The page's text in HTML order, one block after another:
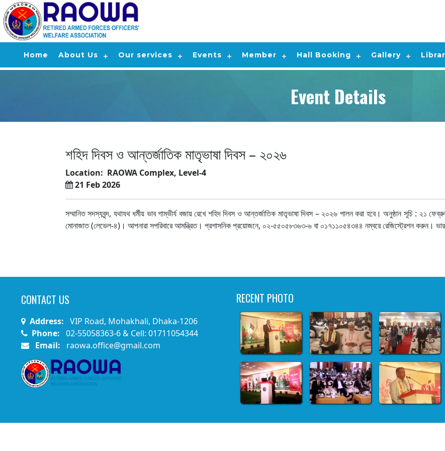
Home About Us Our services Events Member Hall Booking Gallery
Event Details
শহিদ দিবস ও আন্তর্জাতিক মাতৃভাষা দিবস – ২০২৬
Location: RAOWA Complex, Level-4
21 Feb 2026
সম্মানিত সদস্যবৃন্দ, যথাযথ ধর্মীয় ভাব গাম্ভীর্য বজায় রেখে শহিদ দিবস ও আন্তর্জাতিক মাতৃভাষা দিবস – ২০২৬ পালন করা হবে। অনুষ্ঠান সূচি : ২১
মোনাজাত (লেভেল-৪)। আপনারা সপরিবারে আমন্ত্রিত। প্রশাসনিক প্রয়োজনে, ০২-৫৫০৫৮৩৬৩-৬ বা ০১৭১১০৫৪৩৪৪ নম্বরে রেজিস্ট্রেশন করুন।
CONTACT US
Address: VIP Road, Mohakhali, Dhaka-1206
Phone: 02-55058363-6 & Cell: 01711054344
Email:
raowa.office@gmail.com
RECENT PHOTO